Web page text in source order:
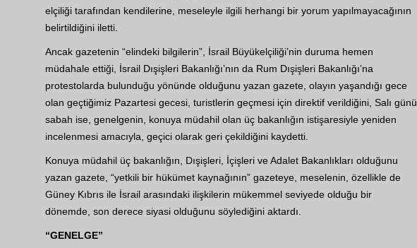
elçiliği tarafından kendilerine, meseleyle ilgili herhangi bir yorum yapılmayacağının
belirtildiğini iletti.
Ancak gazetenin “elindeki bilgilerin”, İsrail Büyükelçiliği’nin duruma hemen
müdahale ettiği, İsrail Dışişleri Bakanlığı’nın da Rum Dışişleri Bakanlığı’na
protestolarda bulunduğu yönünde olduğunu yazan gazete, olayın yaşandığı gece
olan geçtiğimiz Pazartesi gecesi, turistlerin geçmesi için direktif verildiğini, Salı günü
sabah ise, genelgenin, konuya müdahil olan üç bakanlığın istişaresiyle yeniden
incelenmesi amacıyla, geçici olarak geri çekildiğini kaydetti.
Konuya müdahil üç bakanlığın, Dışişleri, İçişleri ve Adalet Bakanlıkları olduğunu
yazan gazete, “yetkili bir hükümet kaynağının” gazeteye, meselenin, özellikle de
Güney Kıbrıs ile İsrail arasındaki ilişkilerin mükemmel seviyede olduğu bir
dönemde, son derece siyasi olduğunu söylediğini aktardı.
“GENELGE”